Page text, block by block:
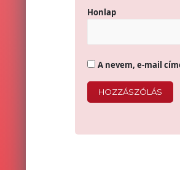
Honlap
A nevem, e-mail